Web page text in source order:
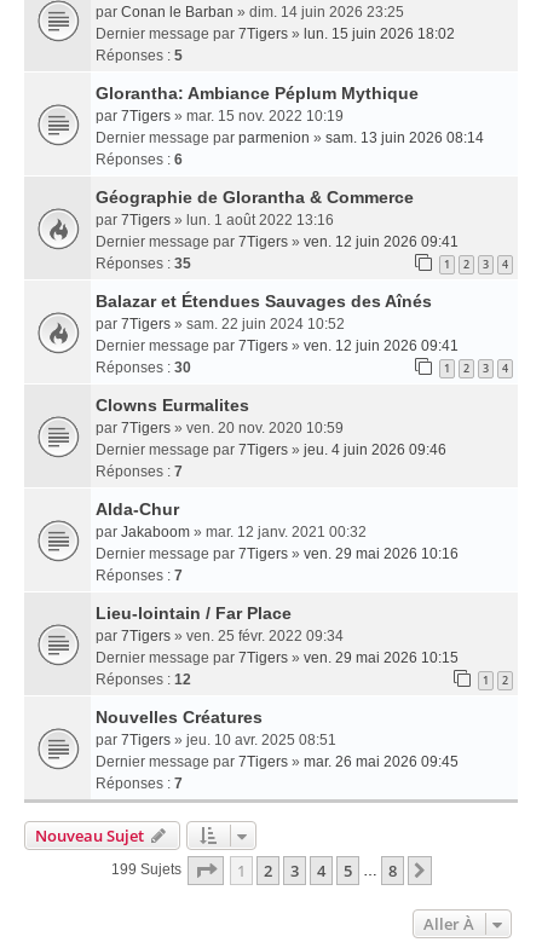
par Conan le Barban » dim. 14 juin 2026 23:25
Dernier message par 7Tigers » lun. 15 juin 2026 18:02
Réponses : 5
Glorantha: Ambiance Péplum Mythique
par 7Tigers » mar. 15 nov. 2022 10:19
Dernier message par parmenion » sam. 13 juin 2026 08:14
Réponses : 6
Géographie de Glorantha & Commerce
par 7Tigers » lun. 1 août 2022 13:16
Dernier message par 7Tigers » ven. 12 juin 2026 09:41
Réponses : 35 1 2 3 4
Balazar et Étendues Sauvages des Aînés
par 7Tigers » sam. 22 juin 2024 10:52
Dernier message par 7Tigers » ven. 12 juin 2026 09:41
Réponses : 30 1 2 3 4
Clowns Eurmalites
par 7Tigers » ven. 20 nov. 2020 10:59
Dernier message par 7Tigers » jeu. 4 juin 2026 09:46
Réponses : 7
Alda-Chur
par Jakaboom » mar. 12 janv. 2021 00:32
Dernier message par 7Tigers » ven. 29 mai 2026 10:16
Réponses : 7
Lieu-lointain / Far Place
par 7Tigers » ven. 25 févr. 2022 09:34
Dernier message par 7Tigers » ven. 29 mai 2026 10:15
Réponses : 12 1 2
Nouvelles Créatures
par 7Tigers » jeu. 10 avr. 2025 08:51
Dernier message par 7Tigers » mar. 26 mai 2026 09:45
Réponses : 7
Nouveau Sujet
199 Sujets Page 1Sur8
1 2 3 4 5 … 8
Aller À